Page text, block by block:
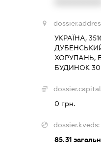
УКРАЇНА,
ХОРУПАНЬ,
БУДИНОК 30
0 грн.
dossier.kveds:
85.31